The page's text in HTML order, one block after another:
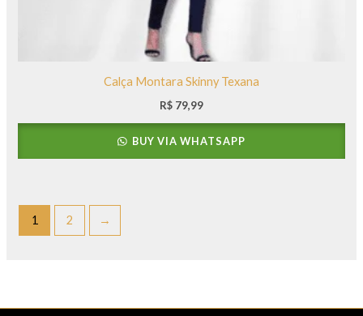
Calça Montara Skinny Texana
R$ 79,99
BUY VIA WHATSAPP
1 2 →